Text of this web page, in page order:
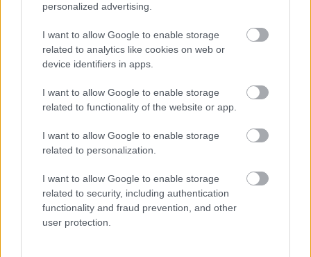
personalized advertising.
I want to allow Google to enable storage
related to analytics like cookies on web or
device identifiers in apps.
I want to allow Google to enable storage
related to functionality of the website or app.
I want to allow Google to enable storage
related to personalization.
I want to allow Google to enable storage
related to security, including authentication
functionality and fraud prevention, and other
user protection.
Mennyire vagyok biztonságban Budapesten?
KISZÁMOLOM!